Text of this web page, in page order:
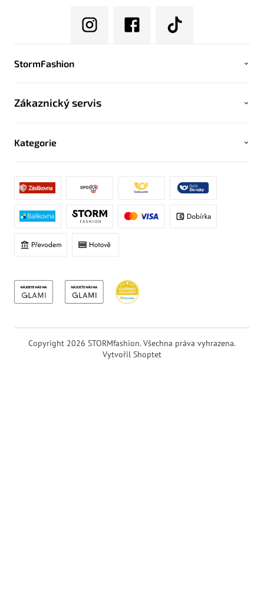
StormFashion
Zákaznický servis
Kategorie
Vytvořil Shoptet
Copyright 2026 STORMfashion. Všechna práva vyhrazena.